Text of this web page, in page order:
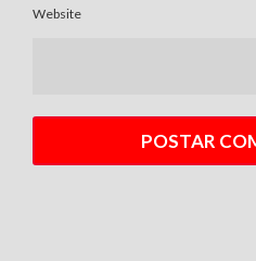
Website